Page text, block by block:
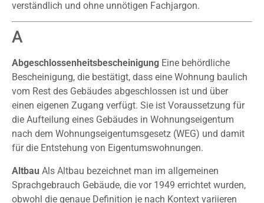
verständlich und ohne unnötigen Fachjargon.
A
Abgeschlossenheitsbescheinigung Eine behördliche
Bescheinigung, die bestätigt, dass eine Wohnung baulich
vom Rest des Gebäudes abgeschlossen ist und über
einen eigenen Zugang verfügt. Sie ist Voraussetzung für
die Aufteilung eines Gebäudes in Wohnungseigentum
nach dem Wohnungseigentumsgesetz (WEG) und damit
für die Entstehung von Eigentumswohnungen.
Altbau Als Altbau bezeichnet man im allgemeinen
Sprachgebrauch Gebäude, die vor 1949 errichtet wurden,
obwohl die genaue Definition je nach Kontext variieren